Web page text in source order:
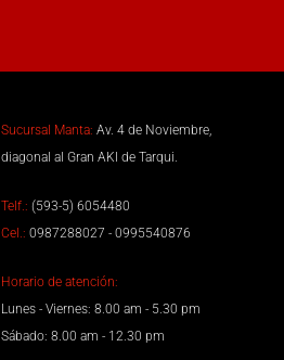
Sucursal Manta: Av. 4 de Noviembre,
diagonal al Gran AKI de Tarqui.
Telf.: (593-5) 6054480
Cel.: 0987288027 - 0995540876
Horario de atención:
Lunes - Viernes: 8.00 am - 5.30 pm
Sábado: 8.00 am - 12.30 pm